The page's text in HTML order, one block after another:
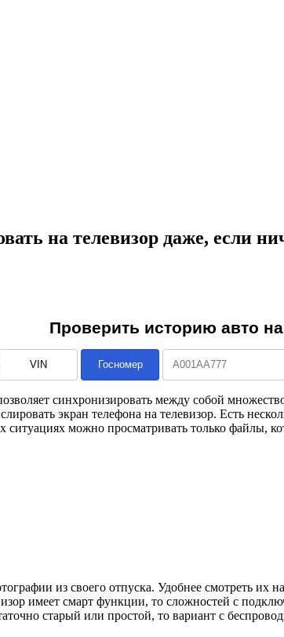
на телевизор даже, если
синхронизировать между собой
экран телефона на телевизор. Есть
можно просматривать только файлы,
из своего отпуска. Удобнее смотреть их
имеет смарт функции, то сложностей с
старый или простой, то вариант с